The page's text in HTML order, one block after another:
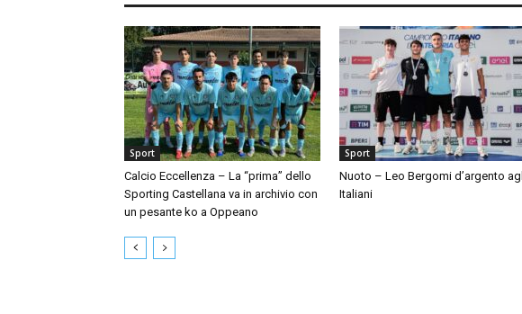
Sport
Calcio Eccellenza – La “prima” dello
Sporting Castellana va in archivio con
un pesante ko a Oppeano
Sport
Nuoto – Leo Bergomi d’argento
Italiani